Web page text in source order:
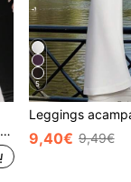
5
9,40€ 9,49€